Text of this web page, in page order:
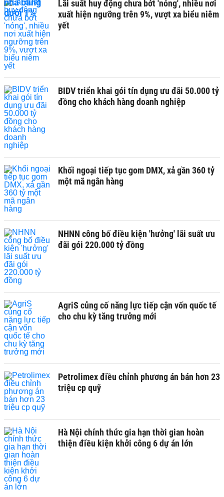
Lãi suất huy động chưa bớt 'nóng', nhiều nơi
xuất hiện ngưỡng trên 9%, vượt xa biểu niêm
yết
BIDV triển khai gói tín dụng ưu đãi 50.000 tỷ
đồng cho khách hàng doanh nghiệp
Khối ngoại tiếp tục gom DMX, xả gần 360 tỷ
một mã ngân hàng
NHNN công bố điều kiện 'hưởng' lãi suất ưu
đãi gói 220.000 tỷ đồng
AgriS củng cố năng lực tiếp cận vốn quốc tế
cho chu kỳ tăng trưởng mới
Petrolimex điều chỉnh phương án bán hơn 23
triệu cp quỹ
Hà Nội chính thức gia hạn thời gian hoàn
thiện điều kiện khởi công 6 dự án lớn